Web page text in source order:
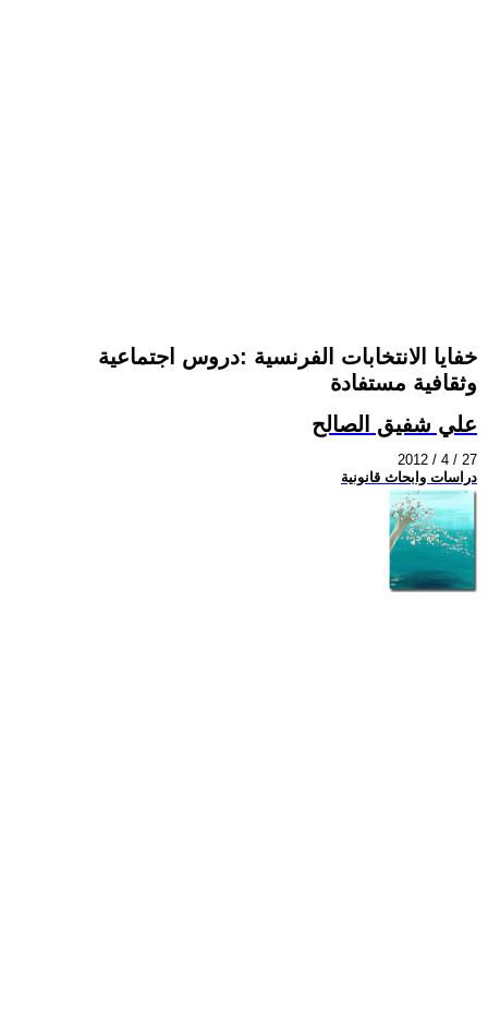
خفايا الانتخابات الفرنسية :دروس اجتماعية
وثقافية مستفادة
علي شفيق الصالح
2012 / 4 / 27
دراسات وابحاث قانونية